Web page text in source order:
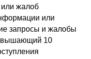
или жалоб
или
запросы и жалобы
10